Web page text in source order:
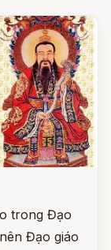
trong Đạo
Đạo giáo